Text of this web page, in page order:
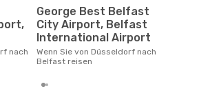
George Best Belfast
City Airport, Belfast
International Airport
Wenn Sie von Düsseldorf nach
Belfast reisen